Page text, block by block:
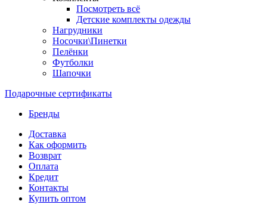
Посмотреть всё
Детские комплекты одежды
Нагрудники
Носочки\Пинетки
Пелёнки
Футболки
Шапочки
Подарочные сертификаты
Бренды
Доставка
Как оформить
Возврат
Оплата
Кредит
Контакты
Купить оптом